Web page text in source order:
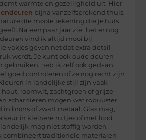
warmte en gezelligheid uit. Hier
bijna vanzelfsprekend thuis.
die mooie tekening die je huis
Na een paar jaar ziet het er nog
vind ik altijd mooi bij
vakjes geven net dat extra detail
wordt. Je kunt ook oude deuren
gebruiken, heb ik zelf ook gedaan.
goed controleren of ze nog recht zijn
in landelijke stijl zijn vaak
roomwit, zachtgroen of grijze
scharnieren mogen wat robuuster
in brons of zwart metaal. Glas mag,
in kleinere ruitjes of met lood
landelijk mag niet stoffig worden.
combineert traditionele materialen